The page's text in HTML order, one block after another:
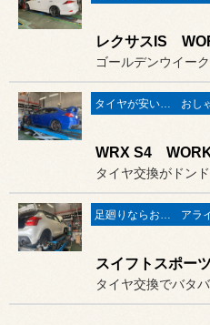
タイヤが安い(^^♪
タイヤ交換がドン
足廻りならお任せ♬
スイフトスポー